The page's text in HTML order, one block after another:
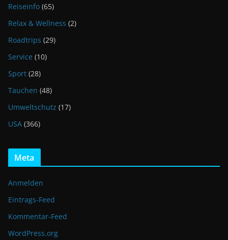
Reiseinfo (65)
Relax & Wellness (2)
Roadtrips (29)
Service (10)
Sport (28)
Tauchen (48)
Umweltschutz (17)
USA (366)
Meta
Anmelden
Eintrags-Feed
Kommentar-Feed
WordPress.org